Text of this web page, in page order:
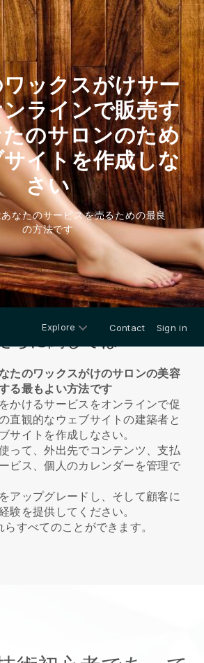
ックスがけサー
ラインで販売す
のサロンのため
イトを作成しな
さい
なたのサービスを売るための最良
の方法です
Explore Contact Sign in
たのワックスがけのサロンの美容
る最もよい方法です
かけるサービスをオンラインで促
直観的なウェブサイトの建築者と
サイトを作成しなさい。
って、外出先でコンテンツ、支払
ビス、個人のカレンダーを管理で
アップグレードし、そして顧客に
験を提供してください。
すべてのことができます。